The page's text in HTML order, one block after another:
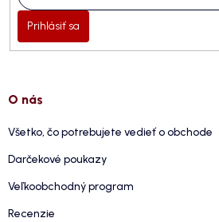
Prihlásiť sa
O nás
Všetko, čo potrebujete vedieť o obchode
Darčekové poukazy
Veľkoobchodný program
Recenzie